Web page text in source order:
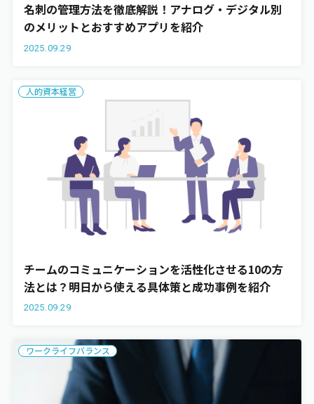
名刺の管理方法を徹底解説！アナログ・デジタル別
のメリットとおすすめアプリを紹介
2025.09.29
人的資本経営
チームのコミュニケーションを活性化させる10の方
法とは？明日から使える具体策と成功事例を紹介
2025.09.29
ワークライフバランス